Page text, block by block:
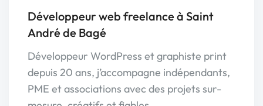
Développeur web freelance à Saint
André de Bagé
Développeur WordPress et graphiste print
depuis 20 ans, j’accompagne indépendants,
PME et associations avec des projets sur-